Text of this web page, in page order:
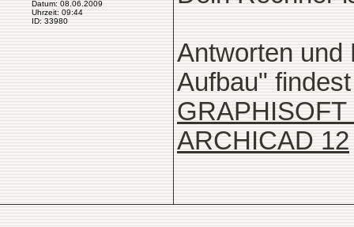
Datum: 08.06.2009
Uhrzeit: 09:44
ID: 33980
Antworten und
Aufbau"
ARCHICAD 12